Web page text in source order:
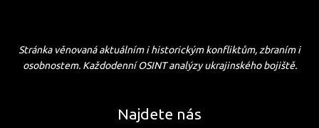
Stránka věnovaná aktuálním i historickým konfliktům, zbraním i
osobnostem. Každodenní OSINT analýzy ukrajinského bojiště.
Najdete nás